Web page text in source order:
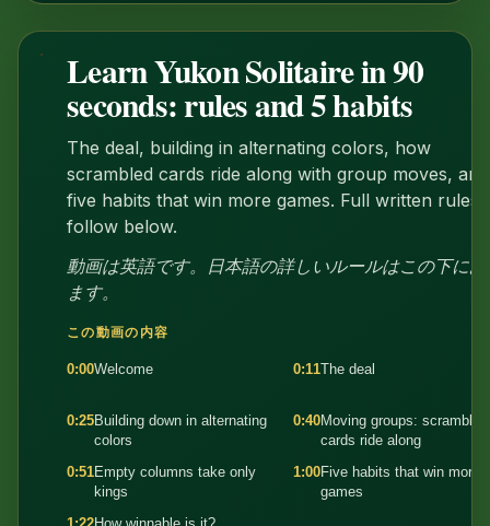
Learn Yukon Solitaire in 90
seconds: rules and 5 habits
The deal, building in alternating colors, how
scrambled cards ride along with group moves, and
five habits that win more games. Full written rules
follow below.
動画は英語です。日本語の詳しいルールはこの下に
ます。
1:35
この動画の内容
0:00Welcome 0:11The deal
0:25Building down in alternating
colors
0:40Moving groups: scrambled
cards ride along
0:51Empty columns take only
kings
1:00Five habits that win more
games